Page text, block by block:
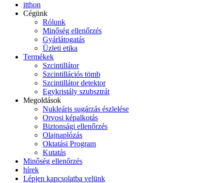
itthon
Cégünk
Rólunk
Minőség ellenőrzés
Gyárlátogatás
Üzleti etika
Termékek
Szcintillátor
Szcintillációs tömb
Szcintillátor detektor
Egykristály szubsztrát
Megoldások
Nukleáris sugárzás észlelése
Orvosi képalkotás
Biztonsági ellenőrzés
Olajnaplózás
Oktatási Program
Kutatás
Minőség ellenőrzés
hírek
Lépjen kapcsolatba velünk